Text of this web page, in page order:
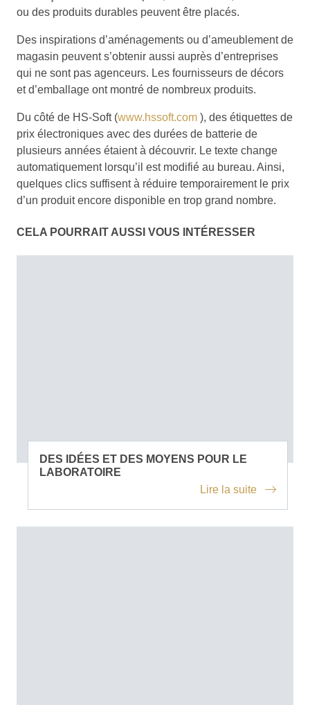
ou des produits durables peuvent être placés.
Des inspirations d’aménagements ou d’ameublement de
magasin peuvent s’obtenir aussi auprès d’entreprises
qui ne sont pas agenceurs. Les fournisseurs de décors
et d’emballage ont montré de nombreux produits.
Du côté de HS-Soft (www.hssoft.com ), des étiquettes de
prix électroniques avec des durées de batterie de
plusieurs années étaient à découvrir. Le texte change
automatiquement lorsqu’il est modifié au bureau. Ainsi,
quelques clics suffisent à réduire temporairement le prix
d’un produit encore disponible en trop grand nombre.
CELA POURRAIT AUSSI VOUS INTÉRESSER
DES IDÉES ET DES MOYENS POUR LE
LABORATOIRE
Lire la suite